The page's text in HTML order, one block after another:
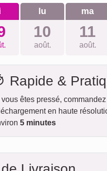
lu
10
août.
ma
11
août.
Rapide &
vous êtes pressé,
en haute
5 minutes